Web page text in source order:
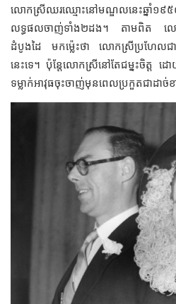
លោកស្រីឈរឈ្មោះនៅមណ្ឌលនេះឆ្នាំ១៩
លទ្ធផលចាញ់ទាំង២ដង។ តាមពិត លោ
ដំបូងដៃ មកម៉្លេះថា លោកស្រីប្រហែលជ
នេះទេ។ ប៉ុន្តែលោកស្រីនៅតែជម្នះចិត្ត
ទម្លាក់អាវុធចុះចាញ់មុនពេលប្រកួតជាដាច់